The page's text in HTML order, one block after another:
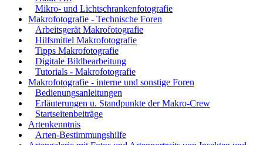
Mikro- und Lichtschrankenfotografie
Makrofotografie - Technische Foren
Arbeitsgerät Makrofotografie
Hilfsmittel Makrofotografie
Tipps Makrofotografie
Digitale Bildbearbeitung
Tutorials - Makrofotografie
Makrofotografie - interne und sonstige Foren
Bedienungsanleitungen
Erläuterungen u. Standpunkte der Makro-Crew
Startseitenbeiträge
Artenkenntnis
Arten-Bestimmungshilfe